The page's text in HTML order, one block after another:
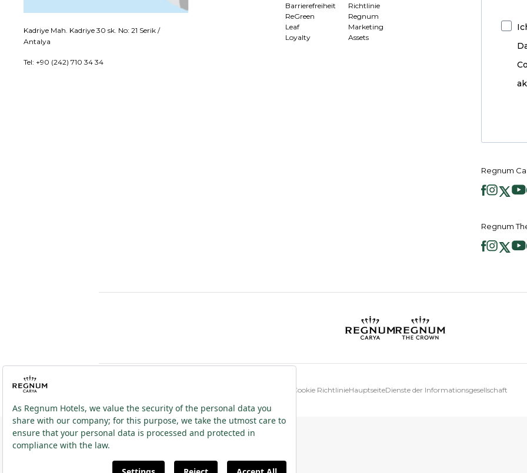
Kadriye Mah. Kadriye 30 sk. No: 21 Serik /
Antalya
Tel: +90 (242) 710 34 34
Barrierefreiheit
ReGreen
Leaf
Loyalty
Richtlinie
Regnum
Marketing
Assets
Regnum
Regnum
2026 ® Regnum Hotels. Alle Rechte vorbehalten. Cookie RichtlinieHauptseiteDienste der Informationsgesellschaft